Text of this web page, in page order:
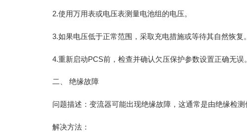
2.使用万用表或电压表测量电池组的电压。
3.如果电压低于正常范围，采取充电措施或等待其自然恢复。
4.重新启动PCS前，检查并确认欠压保护参数设置正确无误
二、 绝缘故障
问题描述：变流器可能出现绝缘故障，这通常是由绝缘检测
解决方法：